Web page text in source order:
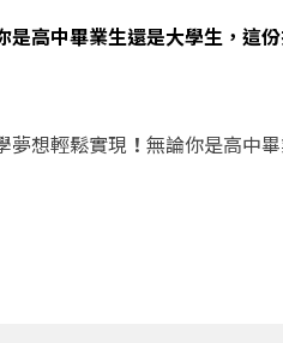
高中畢業生還是大學生，這
夢想輕鬆實現 ！ 無論你是高中